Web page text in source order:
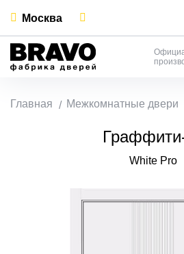
Москва
Главная Межкомнатные двери
White Pro